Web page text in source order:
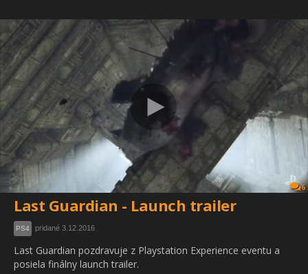
6
Last Guardian - Launch trailer
PS4 pridané 3.12.2016
Last Guardian pozdravuje z Playstation Experience eventu a
posiela finálny launch trailer.